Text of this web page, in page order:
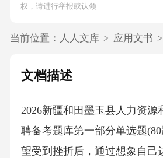
权，请进行举报或认领
当前位置： 人人文库 > 应用文书 >
文档描述
2026新疆和田墨玉县人力资源
聘备考题库第一部分单选题
望受到挫折后，通过想象自己